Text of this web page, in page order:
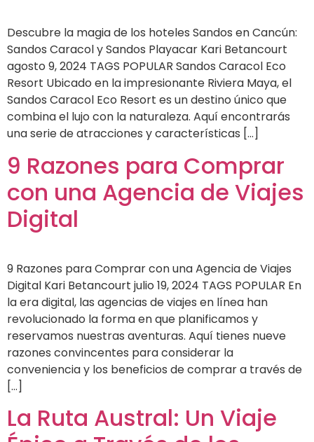
Descubre la magia de los hoteles Sandos en Cancún:
Sandos Caracol y Sandos Playacar Kari Betancourt
agosto 9, 2024 TAGS POPULAR Sandos Caracol Eco
Resort Ubicado en la impresionante Riviera Maya, el
Sandos Caracol Eco Resort es un destino único que
combina el lujo con la naturaleza. Aquí encontrarás
una serie de atracciones y características […]
9 Razones para Comprar
con una Agencia de Viajes
Digital
9 Razones para Comprar con una Agencia de Viajes
Digital Kari Betancourt julio 19, 2024 TAGS POPULAR En
la era digital, las agencias de viajes en línea han
revolucionado la forma en que planificamos y
reservamos nuestras aventuras. Aquí tienes nueve
razones convincentes para considerar la
conveniencia y los beneficios de comprar a través de
[…]
La Ruta Austral: Un Viaje